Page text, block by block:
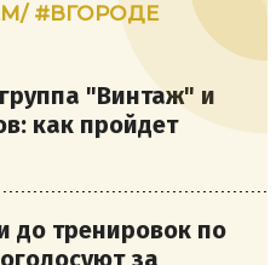
#ВГОРОДЕ
"Винтаж" и
как пройдет
до тренировок по
за